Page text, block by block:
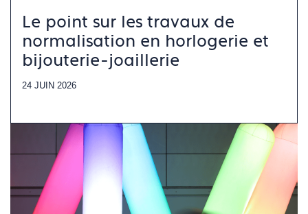
Le point sur les travaux de
normalisation en horlogerie et
bijouterie-joaillerie
24 JUIN 2026